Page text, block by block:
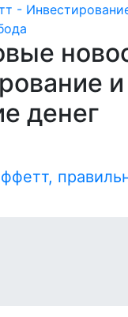
и
денег